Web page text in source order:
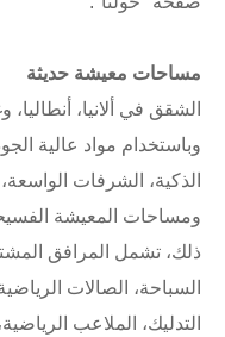
مساحات معيشة حديثة
الشقق في ألانيا،
وباستخدام مواد عالية
الذكية، الشرفات الواسعة،
ومساحات المعيشة
ذلك، تشمل المرافق
السباحة، الصالات
التدليك، الملاعب